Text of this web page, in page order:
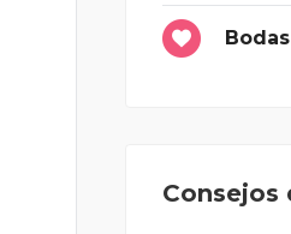
Bodas
Consejos